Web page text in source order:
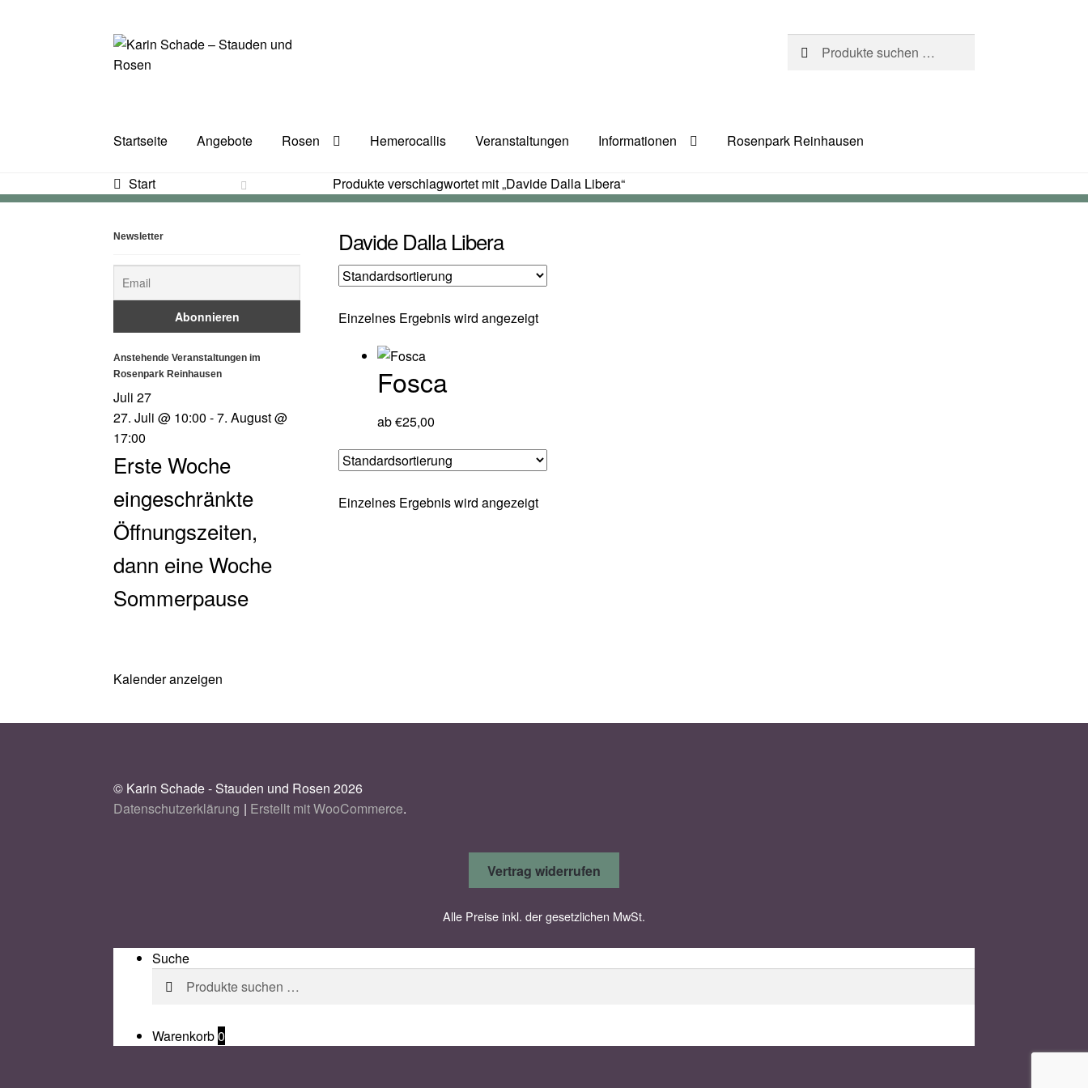
Zur
Navigation
Zum
Inhalt
Suchen
nach:
Suchen
Startseite Angebote Rosen Hemerocallis Veranstaltungen Informationen Rosenpark Reinhausen
Start Produkte verschlagwortet mit „Davide Dalla Libera“
Davide Dalla Libera
Einzelnes Ergebnis wird angezeigt
Fosca
ab€25,00
Einzelnes Ergebnis wird angezeigt
Newsletter
Anstehende Veranstaltungen im
Rosenpark Reinhausen
Juli27
27. Juli @ 10:00 -7. August @
17:00
Erste Woche
eingeschränkte
Öffnungszeiten,
dann eine Woche
Sommerpause
Kalender anzeigen
© Karin Schade - Stauden und Rosen 2026
Datenschutzerklärung
Erstellt mit WooCommerce.
Vertrag widerrufen
Alle Preise inkl. der gesetzlichen MwSt.
Suche
Suchen
nach:
Suchen
Warenkorb0